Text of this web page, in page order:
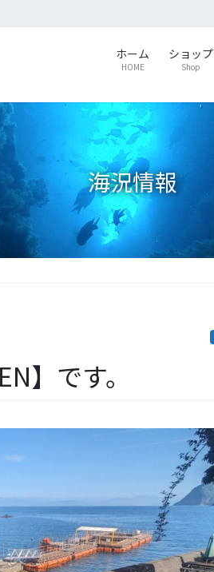
ホーム
HOME
ショップ
Shop
海況情報
】です。